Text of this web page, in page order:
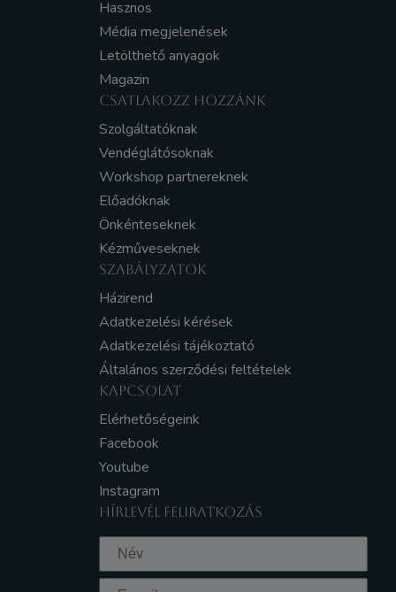
Hasznos
Média megjelenések
Letölthető anyagok
Magazin
CSATLAKOZZ HOZZÁNK
Szolgáltatóknak
Vendéglátósoknak
Workshop partnereknek
Előadóknak
Önkénteseknek
Kézműveseknek
SZABÁLYZATOK
Házirend
Adatkezelési kérések
Adatkezelési tájékoztató
Általános szerződési feltételek
KAPCSOLAT
Elérhetőségeink
Facebook
Youtube
Instagram
HÍRLEVÉL FELIRATKOZÁS